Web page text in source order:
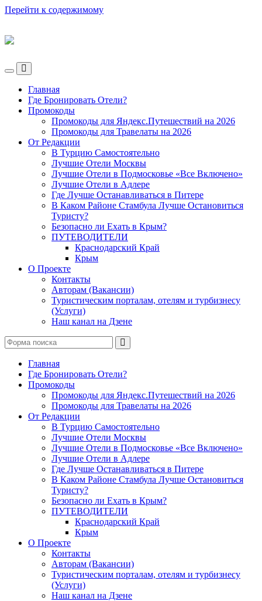
Перейти к содержимому
Ламповый
Блог
о
Путешествиях
VeniVidi.ru
Переключить
меню
Переключить
поле
поиска
Главная
Где Бронировать Отели?
Промокоды
Промокоды для Яндекс.Путешествий на 2026
Промокоды для Травелаты на 2026
От Редакции
В Турцию Самостоятельно
Лучшие Отели Москвы
Лучшие Отели в Подмосковье «Все Включено»
Лучшие Отели в Адлере
Где Лучше Останавливаться в Питере
В Каком Районе Стамбула Лучше Остановиться
Туристу?
Безопасно ли Ехать в Крым?
ПУТЕВОДИТЕЛИ
Краснодарский Край
Крым
О Проекте
Контакты
Авторам (Вакансии)
Туристическим порталам, отелям и турбизнесу
(Услуги)
Наш канал на Дзене
Главная
Где Бронировать Отели?
Промокоды
Промокоды для Яндекс.Путешествий на 2026
Промокоды для Травелаты на 2026
От Редакции
В Турцию Самостоятельно
Лучшие Отели Москвы
Лучшие Отели в Подмосковье «Все Включено»
Лучшие Отели в Адлере
Где Лучше Останавливаться в Питере
В Каком Районе Стамбула Лучше Остановиться
Туристу?
Безопасно ли Ехать в Крым?
ПУТЕВОДИТЕЛИ
Краснодарский Край
Крым
О Проекте
Контакты
Авторам (Вакансии)
Туристическим порталам, отелям и турбизнесу
(Услуги)
Наш канал на Дзене